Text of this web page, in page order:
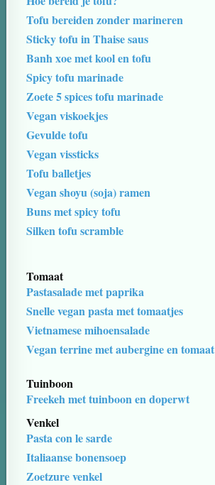
Tofu bereiden zonder marineren
Sticky tofu in Thaise saus
Banh xoe met kool en tofu
Spicy tofu marinade
Zoete 5 spices tofu marinade
Vegan viskoekjes
Gevulde tofu
Vegan vissticks
Tofu balletjes
Vegan shoyu (soja) ramen
Buns met spicy tofu
Silken tofu scramble
Tomaat
Pastasalade met paprika
Snelle vegan pasta met tomaatjes
Vietnamese mihoensalade
Vegan terrine met aubergine en tomaat
Tuinboon
Freekeh met tuinboon en doperwt
Venkel
Pasta con le sarde
Italiaanse bonensoep
Zoetzure venkel